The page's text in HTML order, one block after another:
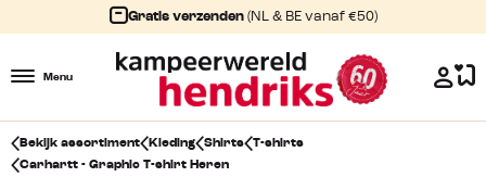
Gratis verzenden (NL & BE vanaf €50)
Menu
Bekijk assortiment Kleding Shirts
T-shirts
Carhartt - Graphic T-shirt Heren